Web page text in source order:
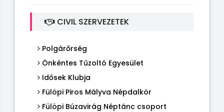
CIVIL SZERVEZETEK
Polgárőrség
Önkéntes Tűzoltó Egyesület
Idősek Klubja
Fülöpi Piros Mályva Népdalkör
Fülöpi Búzavirág Néptánc csoport